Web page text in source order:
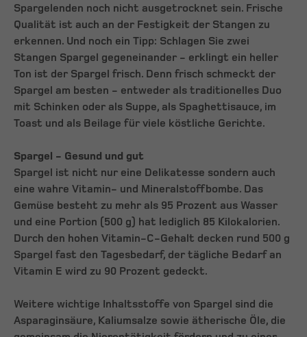
Spargelenden noch nicht ausgetrocknet sein. Frische
Qualität ist auch an der Festigkeit der Stangen zu
erkennen. Und noch ein Tipp: Schlagen Sie zwei
Stangen Spargel gegeneinander - erklingt ein heller
Ton ist der Spargel frisch. Denn frisch schmeckt der
Spargel am besten - entweder als traditionelles Duo
mit Schinken oder als Suppe, als Spaghettisauce, im
Toast und als Beilage für viele köstliche Gerichte.
Spargel - Gesund und gut
Spargel ist nicht nur eine Delikatesse sondern auch
eine wahre Vitamin- und Mineralstoffbombe. Das
Gemüse besteht zu mehr als 95 Prozent aus Wasser
und eine Portion (500 g) hat lediglich 85 Kilokalorien.
Durch den hohen Vitamin-C-Gehalt decken rund 500 g
Spargel fast den Tagesbedarf, der tägliche Bedarf an
Vitamin E wird zu 90 Prozent gedeckt.
Weitere wichtige Inhaltsstoffe von Spargel sind die
Asparaginsäure, Kaliumsalze sowie ätherische Öle, die